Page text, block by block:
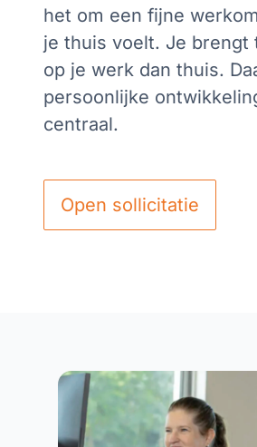
het om een fijne
je thuis voelt. Je
op je werk dan thuis.
persoonlijke
centraal.
Open sollicitatie